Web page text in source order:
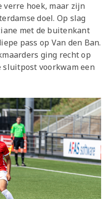
verre hoek, maar zijn
doel. Op slag
met de buitenkant
pass op Van den Ban.
ging recht op
sluitpost voorkwam een